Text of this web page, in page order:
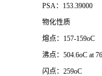
PSA：153.39000
物化性质
熔点：157-159oC
沸点：504.6oC at
闪点：259oC